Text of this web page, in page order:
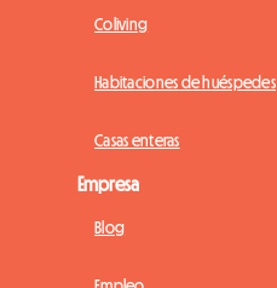
Coliving
Habitaciones de huéspedes
Casas enteras
Empresa
Blog